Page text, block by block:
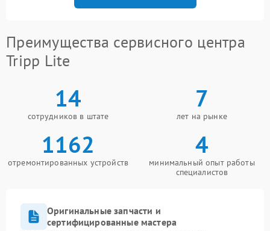
Преимущества сервисного центра
Tripp Lite
14
сотрудников в штате
7
лет на рынке
1162
отремонтированных устройств
4
минимальный опыт работы
специалистов
Оригинальные запчасти и
сертифицированные мастера